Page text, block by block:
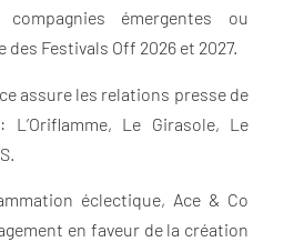
émergentes ou
des Festivals Off 2026 et 2027.
assure les relations presse de
Le Girasole, Le
éclectique, Ace & Co
en faveur de la création